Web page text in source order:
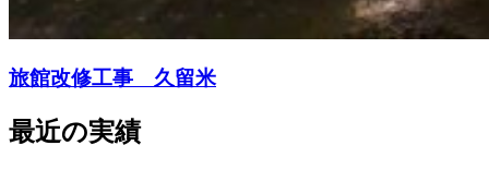
旅館改修工事 久留米
最近の実績